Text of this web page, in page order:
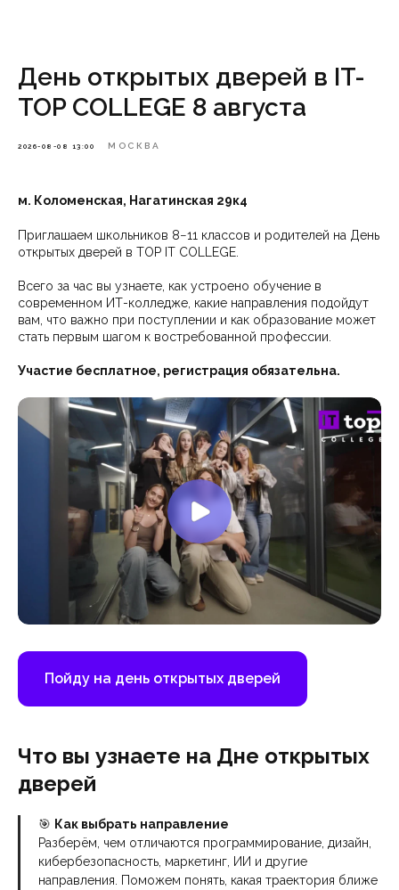
День открытых дверей в IT-
TOP COLLEGE 8 августа
2026-08-08 13:00 МОСКВА
м. Коломенская, Нагатинская 29к4
Приглашаем школьников 8−11 классов и родителей на День
открытых дверей в TOP IT COLLEGE.
Всего за час вы узнаете, как устроено обучение в
современном ИТ-колледже, какие направления подойдут
вам, что важно при поступлении и как образование может
стать первым шагом к востребованной профессии.
Участие бесплатное, регистрация обязательна.
Пойду на день открытых дверей
Что вы узнаете на Дне открытых
дверей
🎯 Как выбрать направление
Разберём, чем отличаются программирование, дизайн,
кибербезопасность, маркетинг, ИИ и другие
направления. Поможем понять, какая траектория ближе